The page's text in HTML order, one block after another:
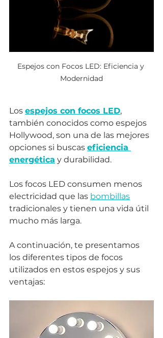
Espejos con Focos LED: Eficiencia y
Modernidad
Los espejos con focos LED,
también conocidos como espejos
Hollywood, son una de las mejores
opciones si buscas eficiencia
energética y durabilidad.
Los focos LED consumen menos
electricidad que las bombillas
tradicionales y tienen una vida útil
mucho más larga.
A continuación, te presentamos
los diferentes tipos de focos
utilizados en estos espejos y sus
ventajas: